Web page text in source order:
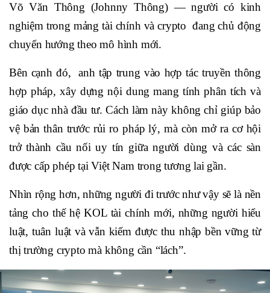
Võ Văn Thông (Johnny Thông) — người có kinh
nghiệm trong mảng tài chính và crypto đang chủ động
chuyển hướng theo mô hình mới.
Bên cạnh đó, anh tập trung vào hợp tác truyền thông
hợp pháp, xây dựng nội dung mang tính phân tích và
giáo dục nhà đầu tư. Cách làm này không chỉ giúp bảo
vệ bản thân trước rủi ro pháp lý, mà còn mở ra cơ hội
trở thành cầu nối uy tín giữa người dùng và các sàn
được cấp phép tại Việt Nam trong tương lai gần.
Nhìn rộng hơn, những người đi trước như vậy sẽ là nền
tảng cho thế hệ KOL tài chính mới, những người hiểu
luật, tuân luật và vẫn kiếm được thu nhập bền vững từ
thị trường crypto mà không cần “lách”.